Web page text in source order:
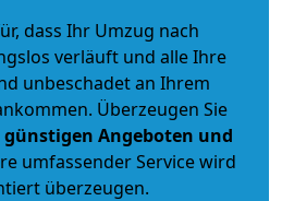
dass Ihr Umzug nach
verläuft und alle Ihre
unbeschadet an Ihrem
Überzeugen Sie
günstigen Angeboten und
umfassender Service wird
überzeugen.